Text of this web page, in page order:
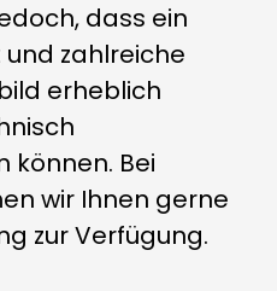
dass ein
zahlreiche
erheblich
können. Bei
wir Ihnen gerne
zur Verfügung.